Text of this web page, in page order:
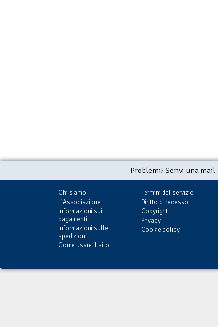
Problemi? Scrivi una
Chi siamo
L'Associazione
Informazioni sui
pagamenti
Informazioni sulle
spedizioni
Come usare il sito
Termini del servizio
Diritto di recesso
Copyright
Privacy
Cookie policy